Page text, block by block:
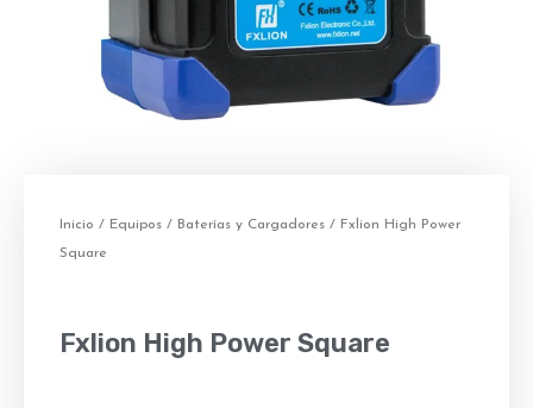
Inicio / Equipos / Baterías y Cargadores / Fxlion High Power
Square
Fxlion High Power Square